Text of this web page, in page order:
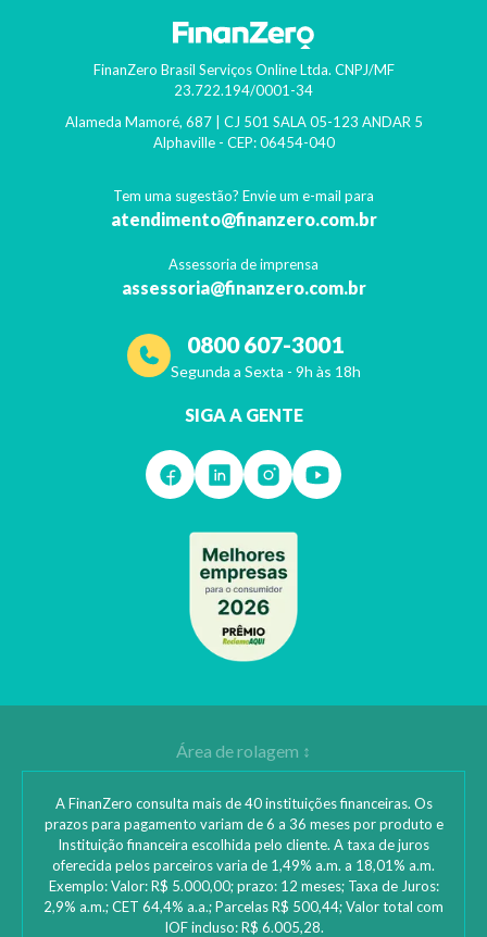
FinanZero Brasil Serviços Online Ltda. CNPJ/MF
23.722.194/0001-34
Alameda Mamoré, 687 | CJ 501 SALA 05-123 ANDAR 5
Alphaville- CEP: 06454-040
Tem uma sugestão? Envie um e-mail para
atendimento@finanzero.com.br
Assessoria de imprensa
assessoria@finanzero.com.br
0800 607-3001
Segunda a Sexta - 9h às 18h
SIGA A GENTE
A FinanZero consulta mais de 40 instituições financeiras. Os
prazos para pagamento variam de 6 a 36 meses por produto e
Instituição financeira escolhida pelo cliente. A taxa de juros
oferecida pelos parceiros varia de 1,49% a.m. a 18,01% a.m.
Exemplo: Valor: R$ 5.000,00; prazo: 12 meses; Taxa de Juros:
2,9% a.m.; CET 64,4% a.a.; Parcelas R$ 500,44; Valor total com
IOF incluso: R$ 6.005,28.